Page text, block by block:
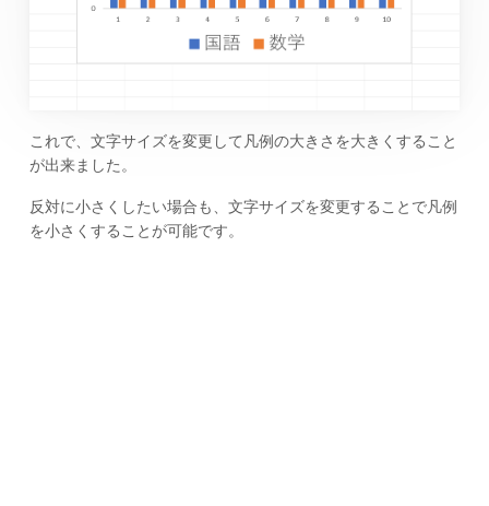
これで、文字サイズを変更して凡例の大きさを大きくすること
が出来ました。
反対に小さくしたい場合も、文字サイズを変更することで凡例
を小さくすることが可能です。